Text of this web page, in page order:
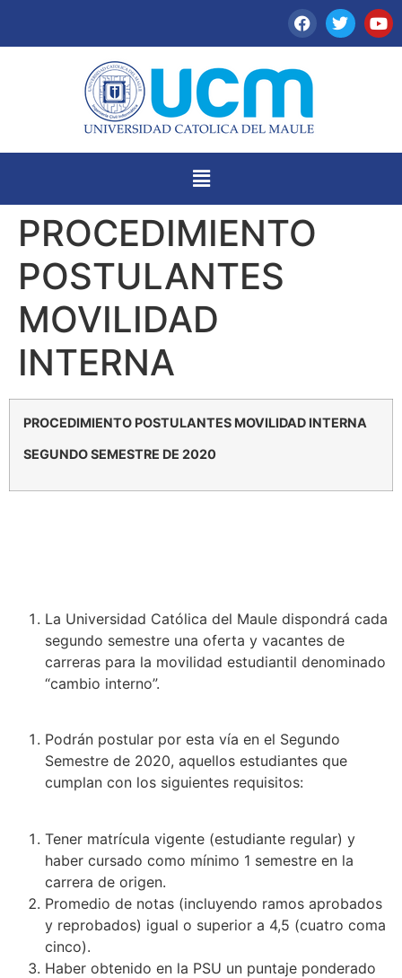
PROCEDIMIENTO
POSTULANTES
MOVILIDAD
INTERNA
PROCEDIMIENTO POSTULANTES MOVILIDAD INTERNA
SEGUNDO SEMESTRE DE 2020
La Universidad Católica del Maule dispondrá cada
segundo semestre una oferta y vacantes de
carreras para la movilidad estudiantil denominado
“cambio interno”.
Podrán postular por esta vía en el Segundo
Semestre de 2020, aquellos estudiantes que
cumplan con los siguientes requisitos:
Tener matrícula vigente (estudiante regular) y
haber cursado como mínimo 1 semestre en la
carrera de origen.
Promedio de notas (incluyendo ramos aprobados
y reprobados) igual o superior a 4,5 (cuatro coma
cinco).
Haber obtenido en la PSU un puntaje ponderado